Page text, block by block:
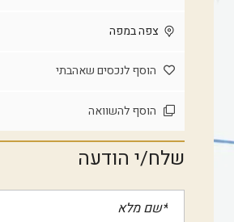
צפה במפה
הוסף לנכסים שאהבתי
הוסף להשוואה
שלח/י הודעה